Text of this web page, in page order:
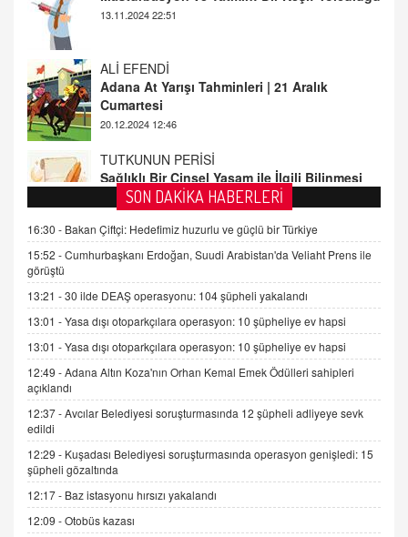
ALİ EFENDİ
20.12.2024 12:46
TUTKUNUN PERİSİ
Sağlıklı Bir Cinsel Yaşam ile İlgili Bilinmesi
08.11.2024 13:16
FARUK ÖNALAN
Tezkere Onaylanmasaydı…
2 Kasım 2021 Salı 00:11
AV. DOĞAN CAN DOĞAN
Kişisel verilerin korunması ve dijital hukukun
gelişimi
15.09.2025 16:17
SEHER EREK
9.12.2025 10:11
İNCİ GÜL AKÖL
Trump Keşke Adana'yı da Ziyaret Etse...
06.07.2026 13:00
SON DAKİKA HABERLERİ
16:30 - Bakan Çiftçi: Hedefimiz huzurlu ve güçlü bir Türkiye
15:52 -Cumhurbaşkanı Erdoğan, Suudi Arabistan'da Veliaht Prens ile
görüştü
13:21 -30 ilde DEAŞ operasyonu: 104 şüpheli yakalandı
13:01 -Yasa dışı otoparkçılara operasyon: 10 şüpheliye ev hapsi
13:01 -Yasa dışı otoparkçılara operasyon: 10 şüpheliye ev hapsi
12:49 -Adana Altın Koza'nın Orhan Kemal Emek Ödülleri sahipleri
açıklandı
12:37 -Avcılar Belediyesi soruşturmasında 12 şüpheli adliyeye sevk
edildi
12:29 - Kuşadası Belediyesi soruşturmasında operasyon genişledi: 15
şüpheli gözaltında
12:17 - Baz istasyonu hırsızı yakalandı
12:09 -Otobüs kazası